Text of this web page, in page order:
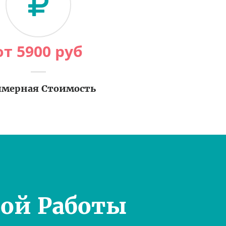
5900 руб
Стоимость
Работы